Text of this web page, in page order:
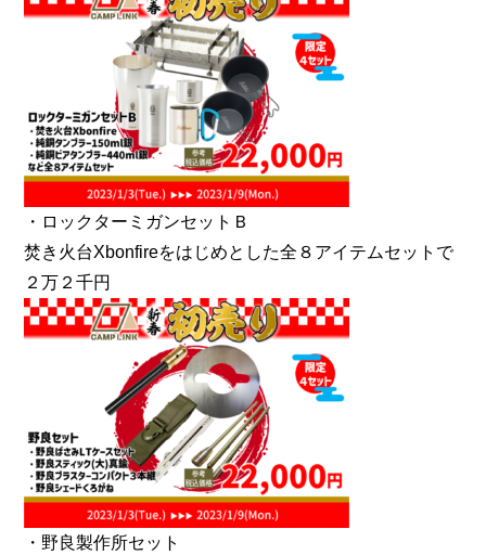
・ロックターミガンセットＢ
焚き火台Xbonfireをはじめとした全８アイテムセットで
２万２千円
・野良製作所セット